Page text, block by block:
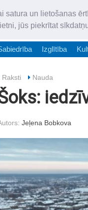
satura un lietošanas
jūs piekrītat
Izglītība
Raksti Nauda
Jeļena Bobkova